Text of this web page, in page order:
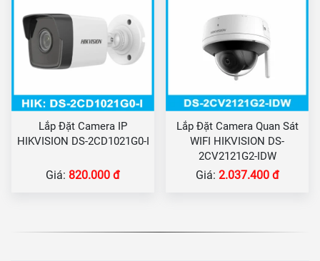
Lắp Đặt Camera IP
HIKVISION DS-2CD1021G0-I
Giá: 820.000 đ
Lắp Đặt Camera Quan Sát
WIFI HIKVISION DS-
2CV2121G2-IDW
Giá: 2.037.400 đ